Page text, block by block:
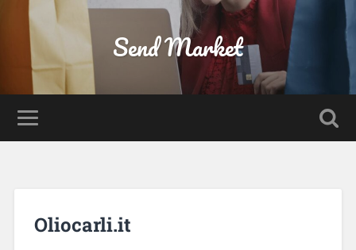
Send Market
Oliocarli.it